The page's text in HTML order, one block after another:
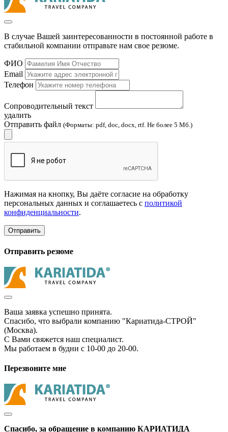
В случае Вашей заинтересованности в постоянной работе в
стабильной компании отправьте нам свое резюме.
ФИО
Email
Телефон
Сопроводительный текст
удалить
Отправить файл (Форматы: pdf, doc, docx, rtf. Не более 5 Мб.)
Нажимая на кнопку, Вы даёте согласие на обработку
персональных данных и соглашаетесь с политикой
конфиденциальности.
Отправить
Отправить резюме
Ваша заявка успешно принята.
Спасибо, что выбрали компанию "Кариатида-СТРОЙ"
(Москва).
С Вами свяжется наш специалист.
Мы работаем в будни с 10-00 до 20-00.
Перезвоните мне
Спасибо, за обращение в компанию КАРИАТИДА